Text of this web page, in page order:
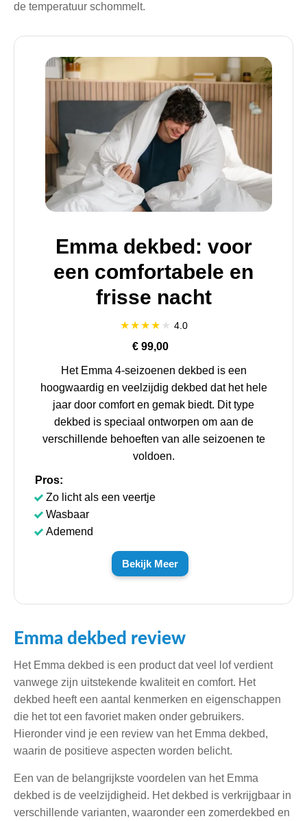
de temperatuur schommelt.
Emma dekbed: voor
een comfortabele en
frisse nacht
4.0
€ 99,00
Het Emma 4-seizoenen dekbed is een
hoogwaardig en veelzijdig dekbed dat het hele
jaar door comfort en gemak biedt. Dit type
dekbed is speciaal ontworpen om aan de
verschillende behoeften van alle seizoenen te
voldoen.
Pros:
Zo licht als een veertje
Wasbaar
Ademend
Bekijk Meer
Emma dekbed review
Het Emma dekbed is een product dat veel lof verdient
vanwege zijn uitstekende kwaliteit en comfort. Het
dekbed heeft een aantal kenmerken en eigenschappen
die het tot een favoriet maken onder gebruikers.
Hieronder vind je een review van het Emma dekbed,
waarin de positieve aspecten worden belicht.
Een van de belangrijkste voordelen van het Emma
dekbed is de veelzijdigheid. Het dekbed is verkrijgbaar in
verschillende varianten, waaronder een zomerdekbed en